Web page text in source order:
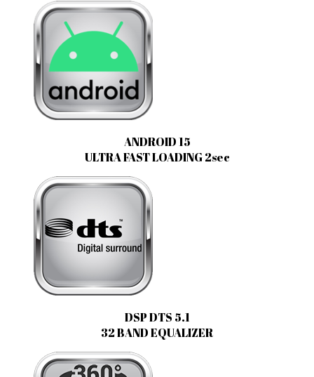
ANDROID 15
ULTRA FAST LOADING 2sec
DSP DTS 5.1
32 BAND EQUALIZER